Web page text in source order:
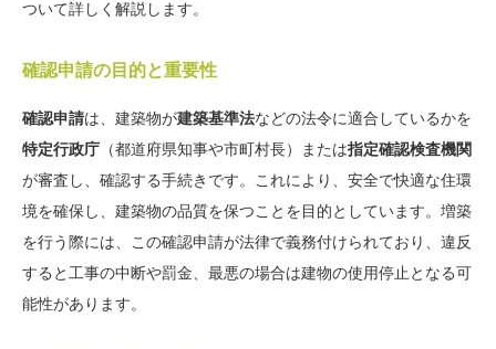
ついて詳しく解説します。
確認申請の目的と重要性
確認申請は、建築物が建築基準法などの法令に適合しているかを
特定行政庁 （都道府県知事や市町村長）または指定確認検査機関
が審査し、確認する手続きです。これにより、安全で快適な住環
境を確保し、建築物の品質を保つことを目的としています。増築
を行う際には、この確認申請が法律で義務付けられており、違反
すると工事の中断や罰金、最悪の場合は建物の使用停止となる可
能性があります。